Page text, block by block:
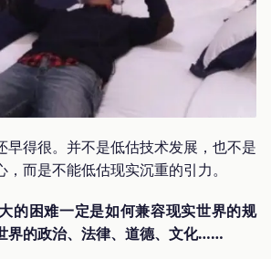
早得很。并不是低估技术发展，也不是
而是不能低估现实沉重的引力。
的困难一定是如何兼容现实世界的规
界的政治、法律、道德、文化……